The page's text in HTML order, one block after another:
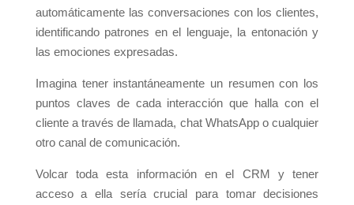
automáticamente las conversaciones con los clientes,
identificando patrones en el lenguaje, la entonación y
las emociones expresadas.
Imagina tener instantáneamente un resumen con los
puntos claves de cada interacción que halla con el
cliente a través de llamada, chat WhatsApp o cualquier
otro canal de comunicación.
Volcar toda esta información en el CRM y tener
acceso a ella sería crucial para tomar decisiones